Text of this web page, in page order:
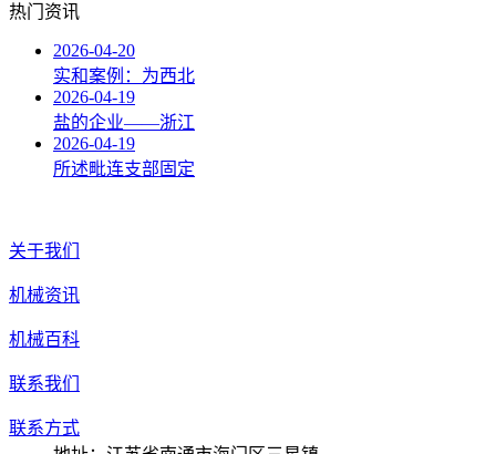
热门资讯
2026-04-20
实和案例：为西北
2026-04-19
盐的企业——浙江
2026-04-19
所述毗连支部固定
关于我们
机械资讯
机械百科
联系我们
联系方式